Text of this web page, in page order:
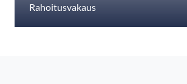
Rahoitusvakaus